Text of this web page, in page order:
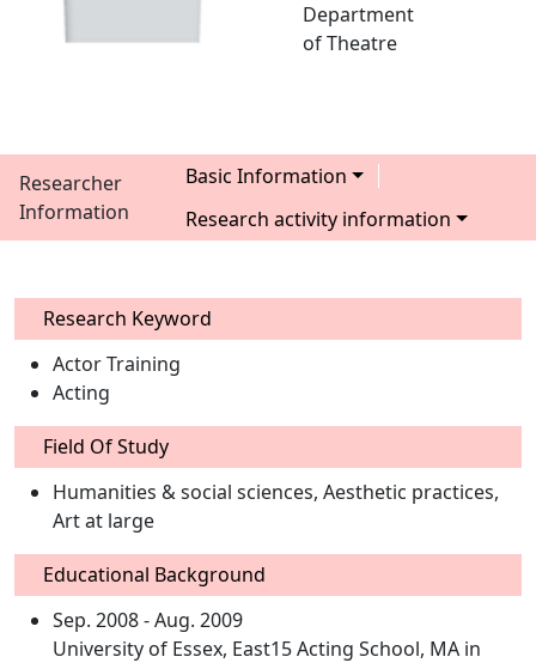
Department
of Theatre
Researcher
Information
Basic Information
Research activity information
Research Keyword
Actor Training
Acting
Field Of Study
Humanities & social sciences, Aesthetic practices,
Art at large
Educational Background
Sep. 2008 - Aug. 2009
University of Essex, East15 Acting School, MA in